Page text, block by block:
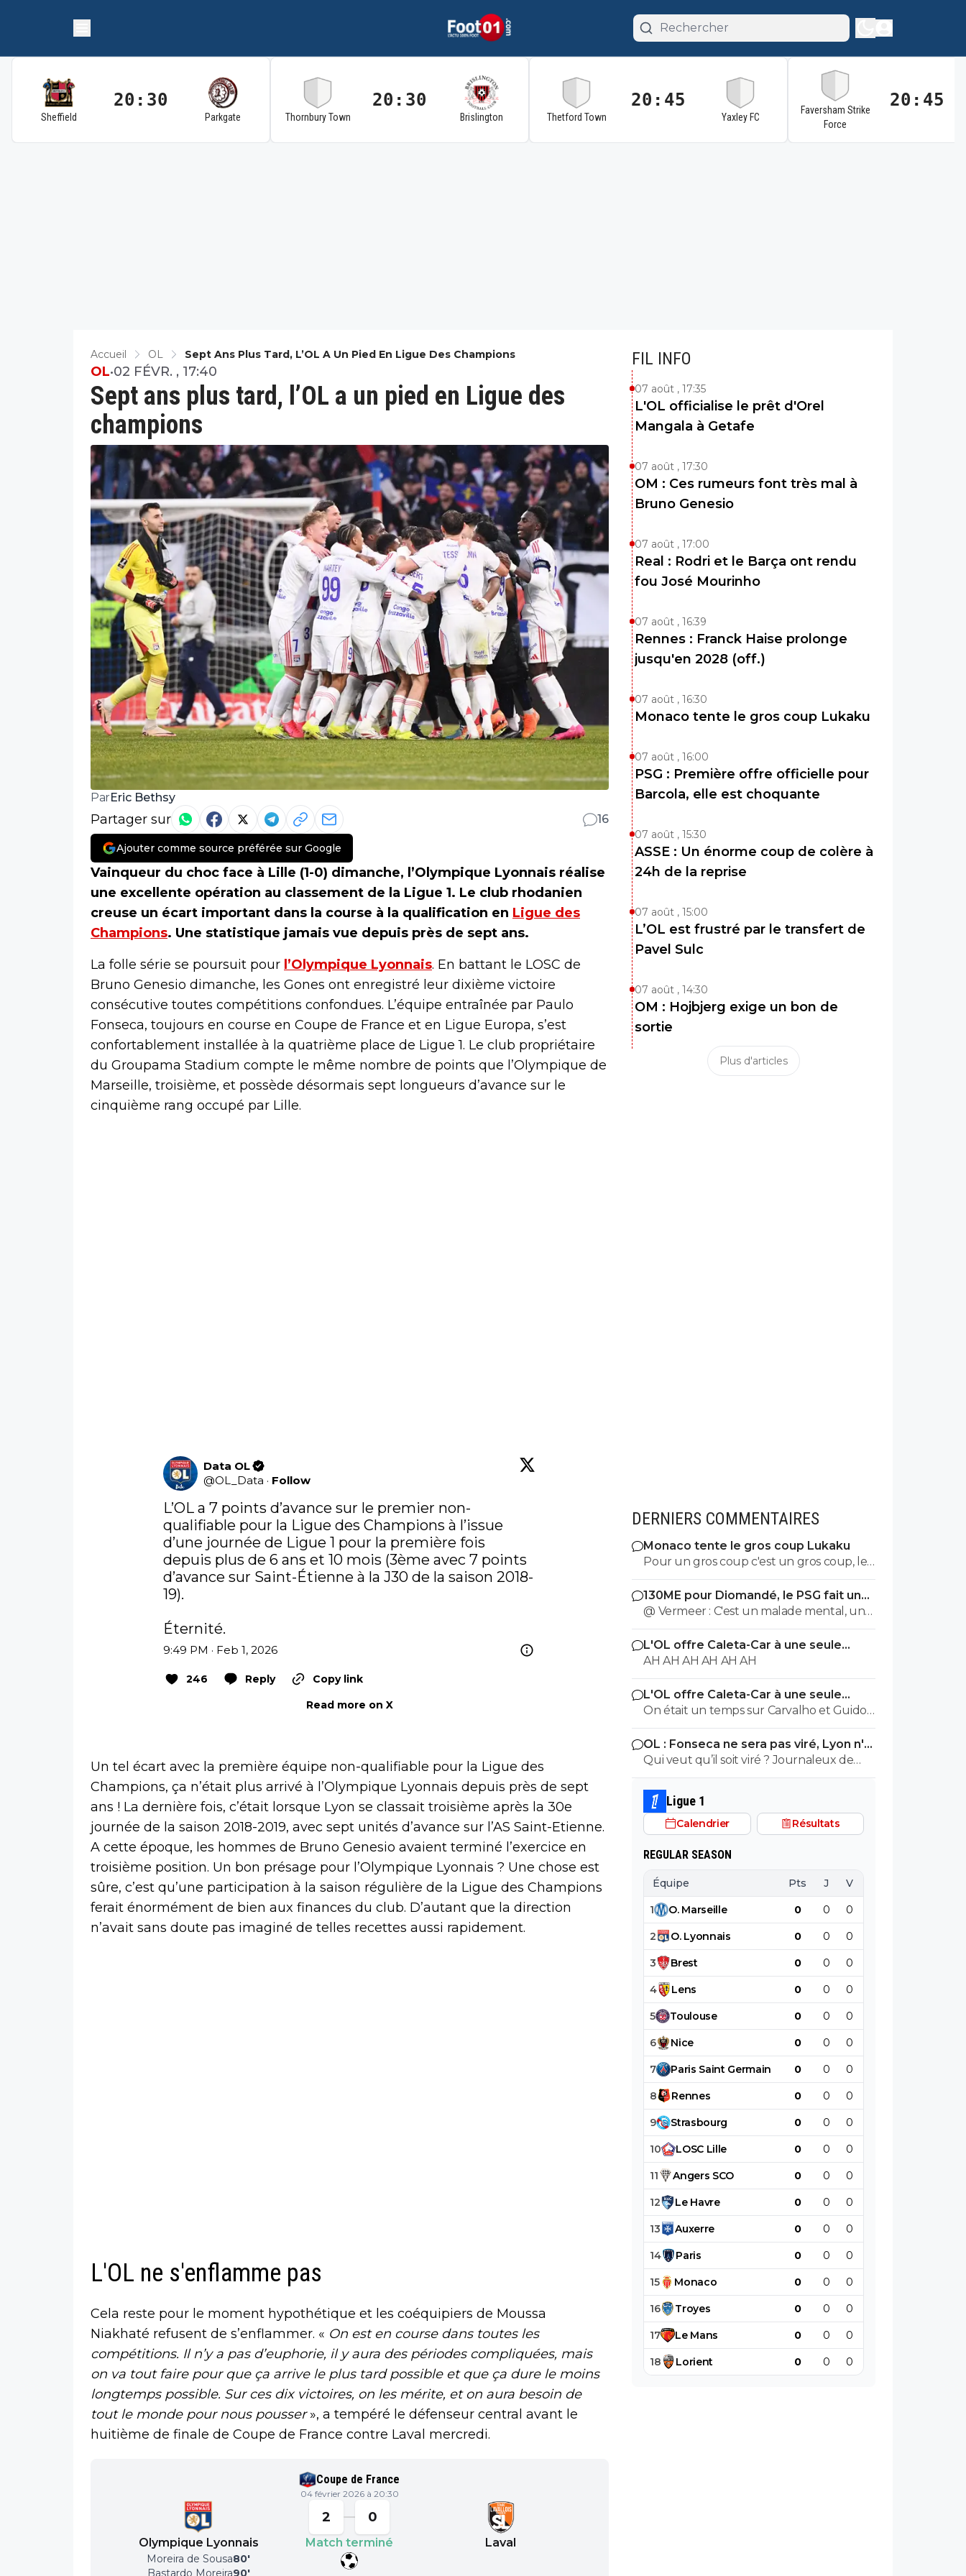
Sheffield
20:30
Parkgate Thornbury Town
20:30
Brislington Thetford Town
20:45
Yaxley FC
Faversham Strike
Force
20:45
Accueil OL Sept Ans Plus Tard, L’OL A Un Pied En Ligue Des Champions
Sept ans plus tard, l’OL a un pied en Ligue des
champions
OL•02 FÉVR. , 17:40
ParEric Bethsy
Partager sur 16
Ajouter comme source préférée sur Google
Vainqueur du choc face à Lille (1-0) dimanche, l’Olympique Lyonnais réalise
une excellente opération au classement de la Ligue 1. Le club rhodanien
creuse un écart important dans la course à la qualification en Ligue des
Champions. Une statistique jamais vue depuis près de sept ans.
La folle série se poursuit pour l’Olympique Lyonnais. En battant le LOSC de
Bruno Genesio dimanche, les Gones ont enregistré leur dixième victoire
consécutive toutes compétitions confondues. L’équipe entraînée par Paulo
Fonseca, toujours en course en Coupe de France et en Ligue Europa, s’est
confortablement installée à la quatrième place de Ligue 1. Le club propriétaire
du Groupama Stadium compte le même nombre de points que l’Olympique de
Marseille, troisième, et possède désormais sept longueurs d’avance sur le
cinquième rang occupé par Lille.
Data OL
@OL_Data · Follow
L’OL a 7 points d’avance sur le premier non-
qualifiable pour la Ligue des Champions à l’issue
d’une journée de Ligue 1 pour la première fois
depuis plus de 6 ans et 10 mois (3ème avec 7 points
d’avance sur Saint-Étienne à la J30 de la saison 2018-
19).
Éternité.
9:49 PM · Feb 1, 2026
246 Reply
Copy link
Read more on X
Un tel écart avec la première équipe non-qualifiable pour la Ligue des
Champions, ça n’était plus arrivé à l’Olympique Lyonnais depuis près de sept
ans ! La dernière fois, c’était lorsque Lyon se classait troisième après la 30e
journée de la saison 2018-2019, avec sept unités d’avance sur l’AS Saint-Etienne.
A cette époque, les hommes de Bruno Genesio avaient terminé l’exercice en
troisième position. Un bon présage pour l’Olympique Lyonnais ? Une chose est
sûre, c’est qu’une participation à la saison régulière de la Ligue des Champions
ferait énormément de bien aux finances du club. D’autant que la direction
n’avait sans doute pas imaginé de telles recettes aussi rapidement.
L'OL ne s'enflamme pas
Cela reste pour le moment hypothétique et les coéquipiers de Moussa
Niakhaté refusent de s’enflammer. « On est en course dans toutes les
compétitions. Il n’y a pas d’euphorie, il y aura des périodes compliquées, mais
on va tout faire pour que ça arrive le plus tard possible et que ça dure le moins
longtemps possible. Sur ces dix victoires, on les mérite, et on aura besoin de
tout le monde pour nous pousser», a tempéré le défenseur central avant le
huitième de finale de Coupe de France contre Laval mercredi.
Coupe de France
04 février 2026 à 20:30
Olympique Lyonnais
Moreira de Sousa80'
Bastardo Moreira90'
2 0
Match terminé Laval
FIL INFO
07 août , 17:35
L'OL officialise le prêt d'Orel
Mangala à Getafe
07 août , 17:30
OM : Ces rumeurs font très mal à
Bruno Genesio
07 août , 17:00
Real : Rodri et le Barça ont rendu
fou José Mourinho
07 août , 16:39
Rennes : Franck Haise prolonge
jusqu'en 2028 (off.)
07 août , 16:30
Monaco tente le gros coup Lukaku
07 août , 16:00
PSG : Première offre officielle pour
Barcola, elle est choquante
07 août , 15:30
ASSE : Un énorme coup de colère à
24h de la reprise
07 août , 15:00
L’OL est frustré par le transfert de
Pavel Sulc
07 août , 14:30
OM : Hojbjerg exige un bon de
sortie
Plus d'articles
DERNIERS COMMENTAIRES
Monaco tente le gros coup Lukaku
Pour un gros coup c'est un gros coup, le
mec c'est un Sumotori !
130ME pour Diomandé, le PSG fait une
nouvelle offre
@ Vermeer : C'est un malade mental, un
cas très très grave. Beaucoup plus grave
que l'autre porc sur maxi.
L'OL offre Caleta-Car à une seule
condition
AH AH AH AH AH AH
L'OL offre Caleta-Car à une seule
condition
On était un temps sur Carvalho et Guido
Rodriguez... En panic buy, Blanc a bien
validé ce joueur, je ne vois pas le raccourci.
OL : Fonseca ne sera pas viré, Lyon n'a
pas l'argent pour le faire
Qui veut qu’il soit viré ? Journaleux de
merde
Ligue 1
Calendrier Résultats
REGULAR SEASON
Équipe Pts J V
1 O. Marseille 0 0 0
2 O. Lyonnais 0 0 0
3 Brest 0 0 0
4 Lens 0 0 0
5 Toulouse 0 0 0
6 Nice 0 0 0
7 Paris Saint Germain 0 0 0
8 Rennes 0 0 0
9 Strasbourg 0 0 0
10 LOSC Lille 0 0 0
11 Angers SCO 0 0 0
12 Le Havre 0 0 0
13 Auxerre 0 0 0
14 Paris 0 0 0
15 Monaco 0 0 0
16 Troyes 0 0 0
17 Le Mans 0 0 0
18 Lorient 0 0 0